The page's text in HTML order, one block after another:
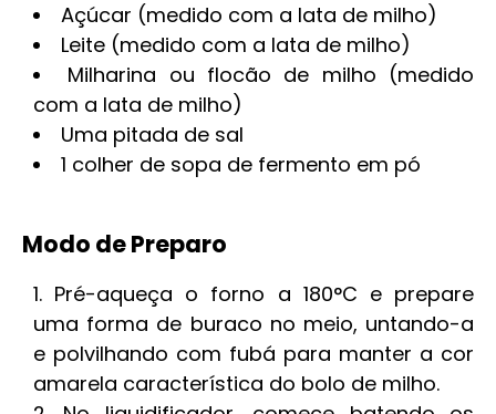
Açúcar (medido com a lata de milho)
Leite (medido com a lata de milho)
Milharina ou flocão de milho (medido
com a lata de milho)
Uma pitada de sal
1 colher de sopa de fermento em pó
Modo de Preparo
Pré-aqueça o forno a 180°C e prepare
uma forma de buraco no meio, untando-a
e polvilhando com fubá para manter a cor
amarela característica do bolo de milho.